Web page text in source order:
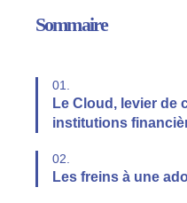
Sommaire
01.
Le Cloud, levier de
institutions
02.
Les freins à une